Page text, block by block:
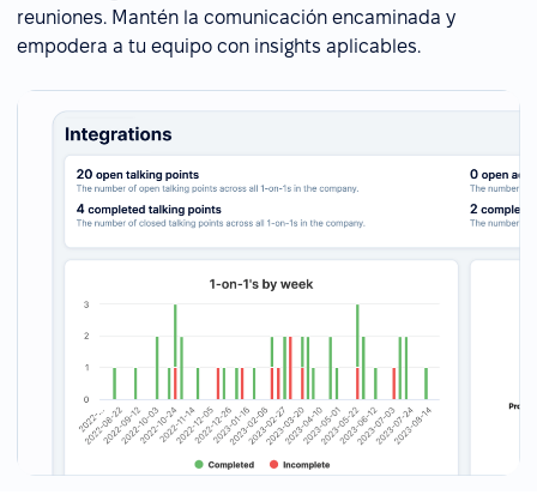
reuniones. Mantén la comunicación encaminada y
empodera a tu equipo con insights aplicables.